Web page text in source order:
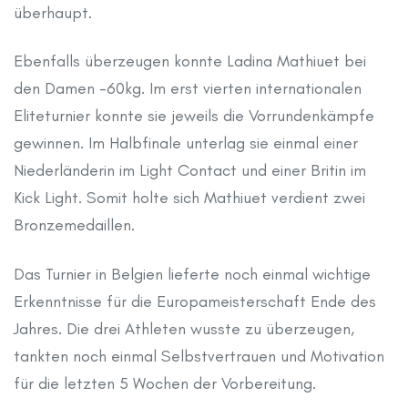
überhaupt.
Ebenfalls überzeugen konnte Ladina Mathiuet bei
den Damen -60kg. Im erst vierten internationalen
Eliteturnier konnte sie jeweils die Vorrundenkämpfe
gewinnen. Im Halbfinale unterlag sie einmal einer
Niederländerin im Light Contact und einer Britin im
Kick Light. Somit holte sich Mathiuet verdient zwei
Bronzemedaillen.
Das Turnier in Belgien lieferte noch einmal wichtige
Erkenntnisse für die Europameisterschaft Ende des
Jahres. Die drei Athleten wusste zu überzeugen,
tankten noch einmal Selbstvertrauen und Motivation
für die letzten 5 Wochen der Vorbereitung.